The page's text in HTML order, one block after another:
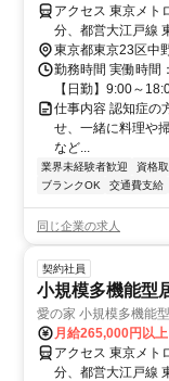
アクセス 東京メト
分、都営大江戸線
東京都東京23区中
勤務時間 実働時間
【日勤】9:00～
仕事内容 認知症の
せ、一緒に料理や
など...
業界未経験者歓迎 資格
ブランクOK
交通費支給
同じ企業の求人
契約社員
小規模多機能型
愛の家 小規模多機能
月給265,000円以上
アクセス 東京メト
分、都営大江戸線